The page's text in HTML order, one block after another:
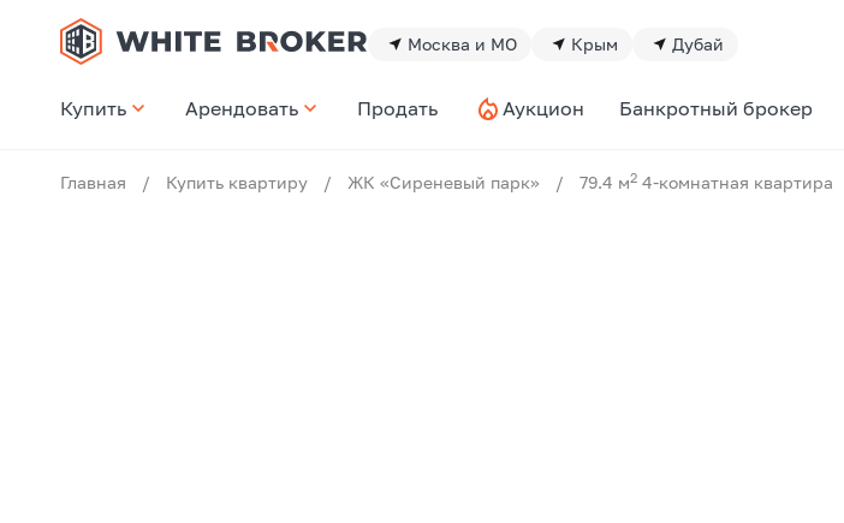
Москва и МО Крым Дубай
Купить Арендовать Продать Аукцион Банкротный брокер
Главная / Купить квартиру / ЖК «Сиреневый парк» / 79.4 м2 4-комнатная квартира